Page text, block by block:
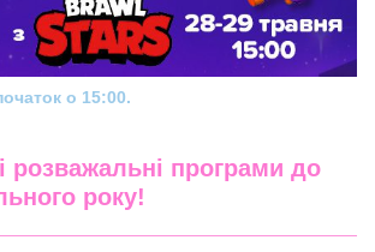
о 15:00.
розважальні програми до
року!